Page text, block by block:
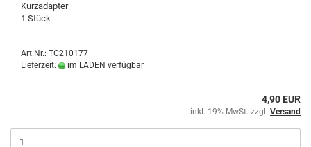
Kurzadapter
1 Stück
Art.Nr.: TC210177
Lieferzeit:
im LADEN verfügbar
4,90 EUR
inkl. 19% MwSt. zzgl. Versand